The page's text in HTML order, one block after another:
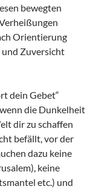
bewegten
Orientierung
und Zuversicht
dein Gebet“
die Dunkelheit
dir zu schaffen
befällt, vor der
dazu keine
keine
etc.) und